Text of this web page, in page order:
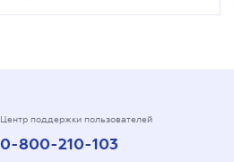
Центр поддержки пользователей
0-800-210-103